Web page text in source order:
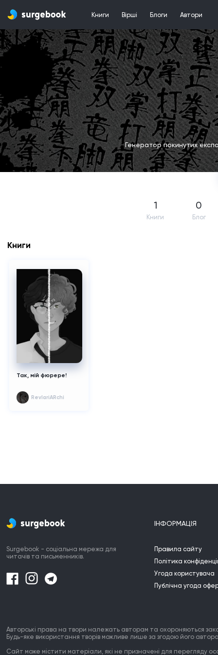
Книги Вірші Блоги Автори
Генератор покинутих
1
Книги
0
Блог
Книги
Так, мій фюрере!
RevIariARchi
Surgebook - соціальна мережа для
читачів та письменників.
ІНФОРМАЦІЯ
Правила сайту
Політика
Угода користувача
Публічна угода
Авторські права на твори належать авторам та охороняються
Будь-яке використання творів можливе лише за згодою його
Сайт може містити матеріали, які не призначені для перегляду